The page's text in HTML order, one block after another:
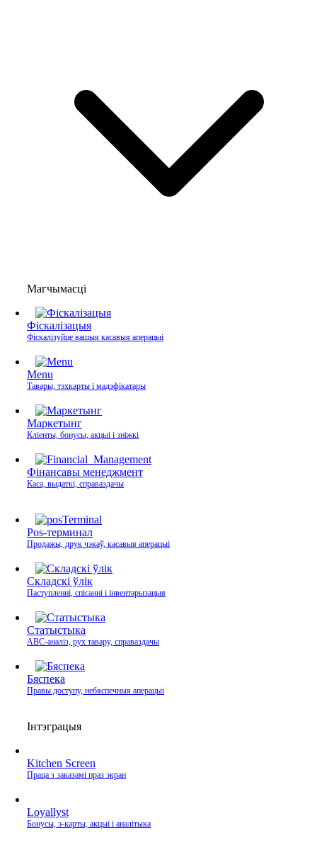
Магчымасці
Фіскалізацыя
Фіскалізуйце вашыя касавыя аперацыі
Menu
Тавары, тэхкарты і мадэфікатары
Маркетынг
Кліенты, бонусы, акцыі і зніжкі
Фінансавы менеджмент
Каса, выдаткі, справаздачы
Pos-терминал
Продажы, друк чэкаў, касавыя аперацыі
Складскі ўлік
Паступленні, спісанні і інвентарызацыя
Статыстыка
ABC-аналіз, рух тавару, справаздачы
Бяспека
Правы доступу, небяспечныя аперацыі
Інтэграцыя
Kitchen Screen
Праца з заказамі праз экран
Loyallyst
Бонусы, э‑карты, акцыі і аналітыка